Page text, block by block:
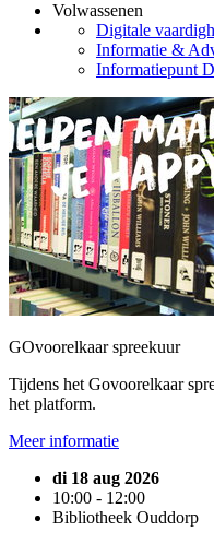
Volwassenen
Digitale
Informatie &
Informatiepunt
GOvoorelkaar spreekuur
Tijdens het Govoorelkaar
het platform.
Meer informatie
di 18 aug 2026
10:00 - 12:00
Bibliotheek Ouddorp